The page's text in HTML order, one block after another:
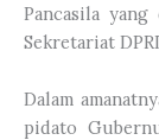
Pancasila
Sekretariat
Dalam
pidato